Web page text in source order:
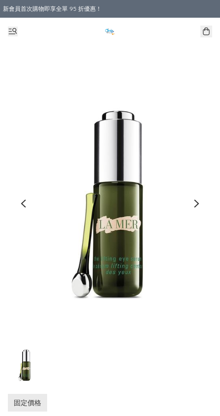
新會員首次購物即享全單 95 折優惠！
購物滿 HKD 800.00即享免運費優惠！（適用於 本地送貨、本地取貨 )
固定價格